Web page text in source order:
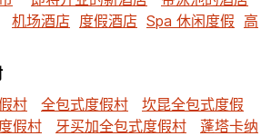
机场酒店 度假酒店 Spa 休闲度假 高
村 全包式度假村
坎昆全包式度假
假村 牙买加全包式度假村
蓬塔卡纳